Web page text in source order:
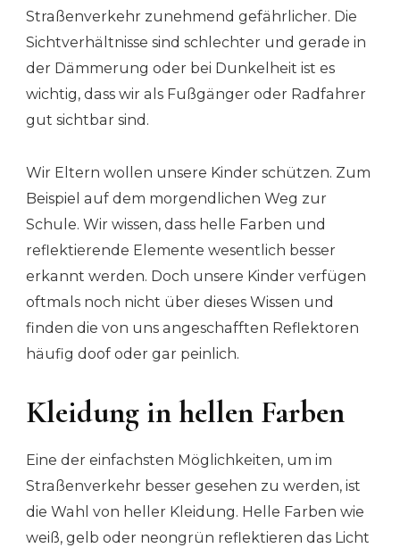
Straßenverkehr zunehmend gefährlicher. Die
Sichtverhältnisse sind schlechter und gerade in
der Dämmerung oder bei Dunkelheit ist es
wichtig, dass wir als Fußgänger oder Radfahrer
gut sichtbar sind.
Wir Eltern wollen unsere Kinder schützen. Zum
Beispiel auf dem morgendlichen Weg zur
Schule. Wir wissen, dass helle Farben und
reflektierende Elemente wesentlich besser
erkannt werden. Doch unsere Kinder verfügen
oftmals noch nicht über dieses Wissen und
finden die von uns angeschafften Reflektoren
häufig doof oder gar peinlich.
Kleidung in hellen Farben
Eine der einfachsten Möglichkeiten, um im
Straßenverkehr besser gesehen zu werden, ist
die Wahl von heller Kleidung. Helle Farben wie
weiß, gelb oder neongrün reflektieren das Licht